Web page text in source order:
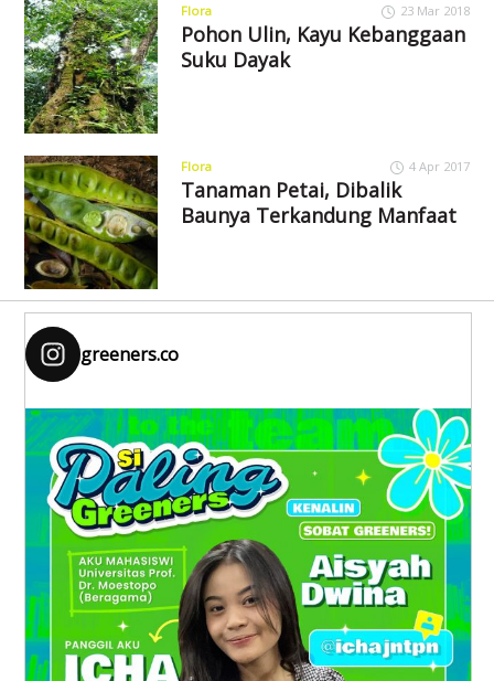
Flora 23 Mar 2018
Pohon Ulin, Kayu Kebanggaan
Suku Dayak
Flora 4 Apr 2017
Tanaman Petai, Dibalik
Baunya Terkandung Manfaat
greeners.co